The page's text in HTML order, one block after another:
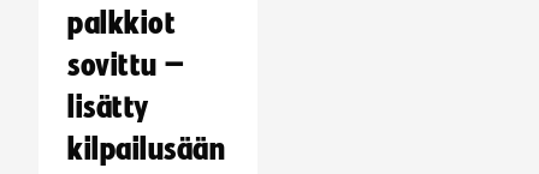
palkkiot
sovittu –
lisätty
kilpailusään